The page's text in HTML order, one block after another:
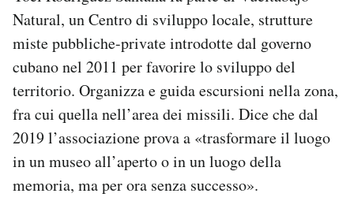
Natural, un Centro di sviluppo locale, strutture
miste pubbliche-private introdotte dal governo
cubano nel 2011 per favorire lo sviluppo del
territorio. Organizza e guida escursioni nella zona,
fra cui quella nell’area dei missili. Dice che dal
2019 l’associazione prova a «trasformare il luogo
in un museo all’aperto o in un luogo della
memoria, ma per ora senza successo».